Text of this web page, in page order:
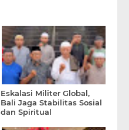
Eskalasi Militer Global,
Bali Jaga Stabilitas Sosial
dan Spiritual